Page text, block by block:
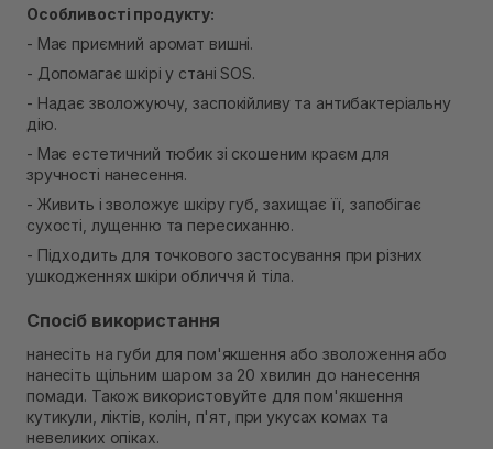
Особливості продукту:
- Має приємний аромат вишні.
- Допомагає шкірі у стані SOS.
- Надає зволожуючу, заспокійливу та антибактеріальну
дію.
- Має естетичний тюбик зі скошеним краєм для
зручності нанесення.
- Живить і зволожує шкіру губ, захищає її, запобігає
сухості, лущенню та пересиханню.
- Підходить для точкового застосування при різних
ушкодженнях шкіри обличчя й тіла.
Спосіб використання
нанесіть на губи для пом'якшення або зволоження або
нанесіть щільним шаром за 20 хвилин до нанесення
помади. Також використовуйте для пом'якшення
кутикули, ліктів, колін, п'ят, при укусах комах та
невеликих опіках.